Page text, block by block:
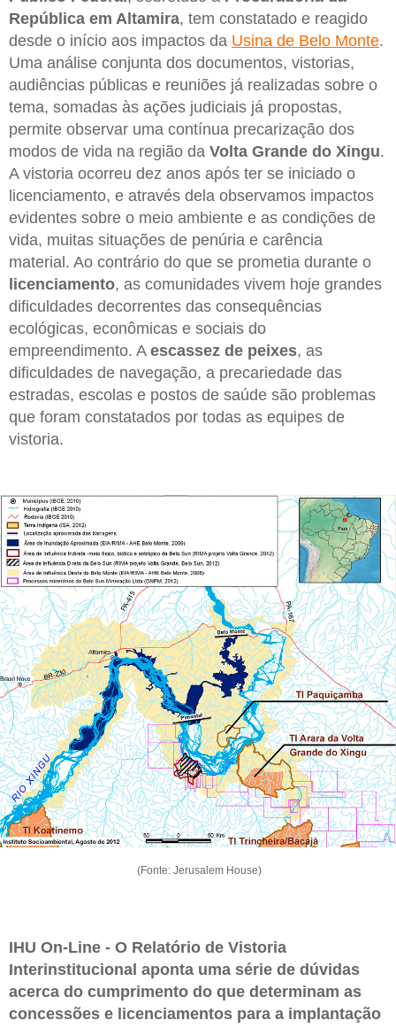
República em Altamira, tem constatado e reagido
desde o início aos impactos da Usina de Belo Monte.
Uma análise conjunta dos documentos, vistorias,
audiências públicas e reuniões já realizadas sobre o
tema, somadas às ações judiciais já propostas,
permite observar uma contínua precarização dos
modos de vida na região da Volta Grande do Xingu.
A vistoria ocorreu dez anos após ter se iniciado o
licenciamento, e através dela observamos impactos
evidentes sobre o meio ambiente e as condições de
vida, muitas situações de penúria e carência
material. Ao contrário do que se prometia durante o
licenciamento, as comunidades vivem hoje grandes
dificuldades decorrentes das consequências
ecológicas, econômicas e sociais do
empreendimento. A escassez de peixes, as
dificuldades de navegação, a precariedade das
estradas, escolas e postos de saúde são problemas
que foram constatados por todas as equipes de
vistoria.
(Fonte: Jerusalem House)
IHU On-Line - O Relatório de Vistoria
Interinstitucional aponta uma série de dúvidas
acerca do cumprimento do que determinam as
concessões e licenciamentos para a implantação